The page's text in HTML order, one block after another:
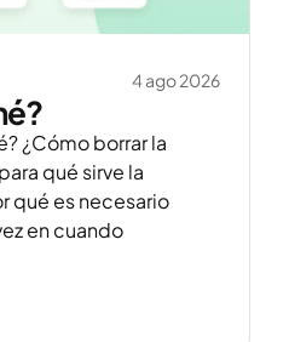
4 ago 2026
¿Cómo borrar la
qué sirve la
qué es necesario
en cuando